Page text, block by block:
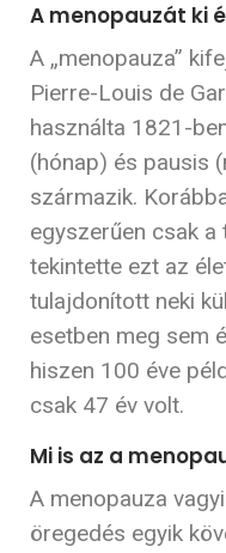
A menopauzát ki
A „menopauza”
Pierre-Louis de
használta 1821-
(hónap) és pausis
származik.
egyszerűen csak a
tekintette ezt az
tulajdonított neki
esetben meg sem
hiszen 100 éve
csak 47 év volt.
Mi is az a
A menopauza
öregedés egyik